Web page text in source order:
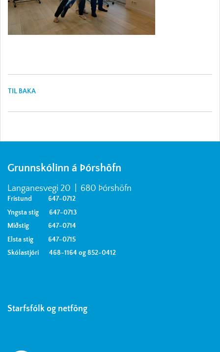
TIL BAKA
Grunnskólinn á Þórshöfn
Langanesvegi 20 | 680 Þórshöfn
Frístund 647-0712
Yngsta stig 647-0713
Miðstig 647-0714
Elsta stig 647-0715
Skólastjóri 468-1164 og 852-0412
Starfsfólk og netföng